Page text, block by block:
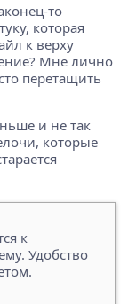
то
которая
к верху
Мне лично
перетащить
и не так
которые
к
Удобство